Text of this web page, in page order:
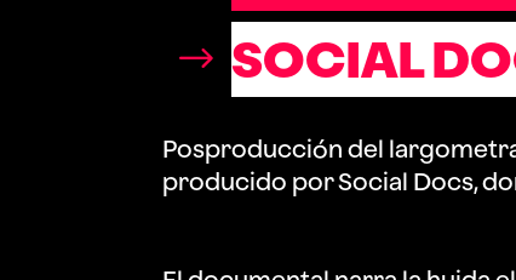
SOCIAL
Posproducción del
producido por Social Docs,